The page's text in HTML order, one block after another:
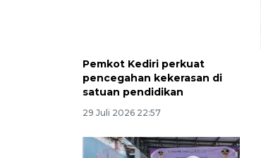
Pemkot Kediri perkuat
pencegahan kekerasan di
satuan pendidikan
29 Juli 2026 22:57